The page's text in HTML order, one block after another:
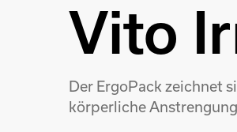
Vito
Der ErgoPack zeichnet
körperliche